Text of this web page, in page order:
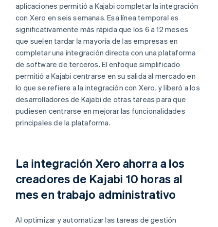
aplicaciones permitió a Kajabi completar la integración
con Xero en seis semanas. Esa línea temporal es
significativamente más rápida que los 6 a 12 meses
que suelen tardar la mayoría de las empresas en
completar una integración directa con una plataforma
de software de terceros. El enfoque simplificado
permitió a Kajabi centrarse en su salida al mercado en
lo que se refiere a la integración con Xero, y liberó a los
desarrolladores de Kajabi de otras tareas para que
pudiesen centrarse en mejorar las funcionalidades
principales de la plataforma.
La integración Xero ahorra a los
creadores de Kajabi 10 horas al
mes en trabajo administrativo
Al optimizar y automatizar las tareas de gestión